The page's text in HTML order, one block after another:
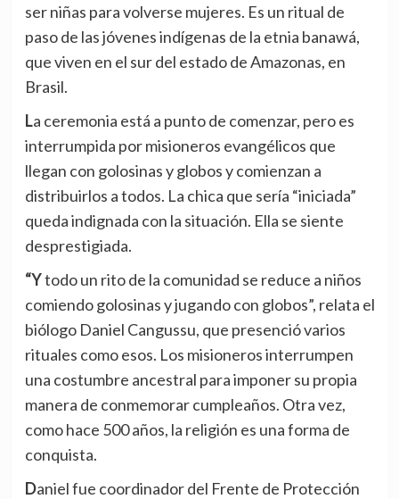
ser niñas para volverse mujeres. Es un ritual de
paso de las jóvenes indígenas de la etnia banawá,
que viven en el sur del estado de Amazonas, en
Brasil.
La ceremonia está a punto de comenzar, pero es
interrumpida por misioneros evangélicos que
llegan con golosinas y globos y comienzan a
distribuirlos a todos. La chica que sería “iniciada”
queda indignada con la situación. Ella se siente
desprestigiada.
“Y todo un rito de la comunidad se reduce a niños
comiendo golosinas y jugando con globos”, relata el
biólogo Daniel Cangussu, que presenció varios
rituales como esos. Los misioneros interrumpen
una costumbre ancestral para imponer su propia
manera de conmemorar cumpleaños. Otra vez,
como hace 500 años, la religión es una forma de
conquista.
Daniel fue coordinador del Frente de Protección